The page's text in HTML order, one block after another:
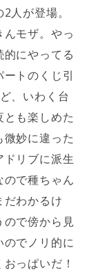
人が登場。
モザ。やっ
にやってる
トのくじ引
、いわく台
も楽しめた
妙に違った
リブに派生
ので種ちゃん
わかるけ
ので傍から見
でノリ的に
っぱいだ！